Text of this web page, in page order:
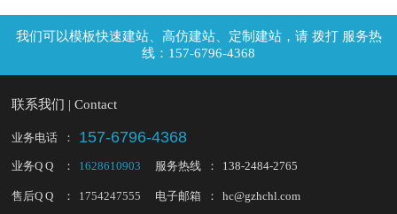
拨打 服务热
线：157-6796-4368
联系我们 | Contact
业务电话 ： 157-6796-4368
业务Q Q ： 1628610903 服务热线 ： 138-2484-2765
售后Q Q ： 1754247555 电子邮箱 ： hc@gzhchl.com